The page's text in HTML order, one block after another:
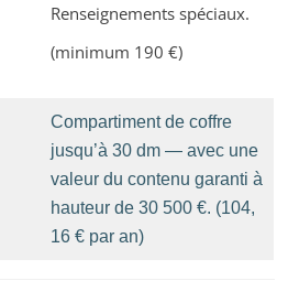
Renseignements spéciaux.
(minimum 190 €)
Compartiment de coffre
jusqu’à 30 dm — avec une
valeur du contenu garanti à
hauteur de 30 500 €. (104,
16 € par an)